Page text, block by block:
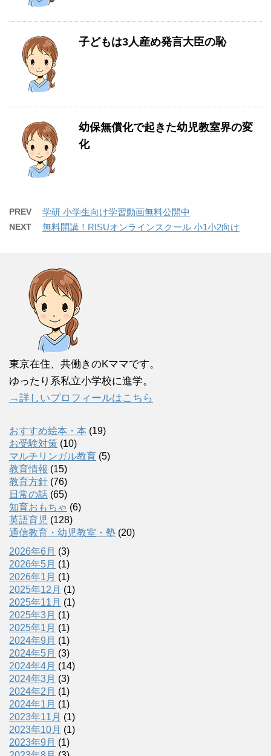
子どもは3人産め発言大臣の恥
幼保無償化で起きた幼児教室界の変
化
PREV 学研 小学生向け学習動画無料公開中
NEXT 無料開講！RISUオンラインスクール 小1小2向け
東京在住、共働きのKママです。
ゆったり系私立小学校に進学。
→詳しいプロフィールはこちら
おすすめ絵本・本 (19)
お受験対策 (10)
マルチリンガル教育 (5)
教育情報 (15)
教育方針 (76)
日常の話 (65)
知育おもちゃ (6)
英語育児 (128)
通信教育・幼児教室・塾 (20)
2026年6月 (3)
2026年5月 (1)
2026年1月 (1)
2025年12月 (1)
2025年11月 (1)
2025年3月 (1)
2025年1月 (1)
2024年9月 (1)
2024年5月 (3)
2024年4月 (14)
2024年3月 (3)
2024年2月 (1)
2024年1月 (1)
2023年11月 (1)
2023年10月 (1)
2023年9月 (1)